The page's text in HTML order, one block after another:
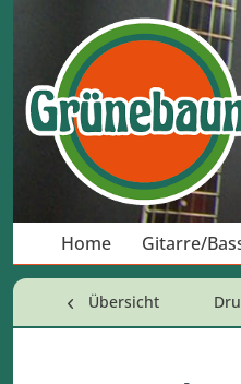
Home Gitarre/
Übersicht